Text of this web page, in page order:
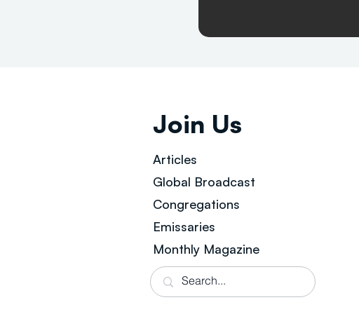
Join Us
Articles
Global Broadcast
Congregations
Emissaries
Monthly Magazine